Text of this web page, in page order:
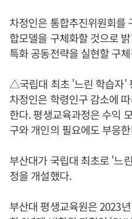
차정인은 통합추진위원회를
합모델을 구체화할 것으로
특화 공동전략을 실현할 구
△국립대 최초 '느린 학습자'
차정인은 학령인구 감소에
한다. 평생교육과정은 수익
구와 개인의 필요에도 부응
부산대가 국립대 최초로 '느
정을 개설했다.
부산대 평생교육원은 2023